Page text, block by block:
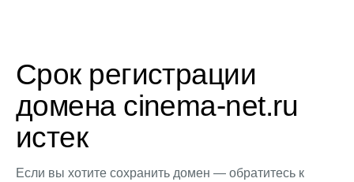
Срок регистрации
домена cinema-net.ru
истек
Если вы хотите сохранить домен — обратитесь к